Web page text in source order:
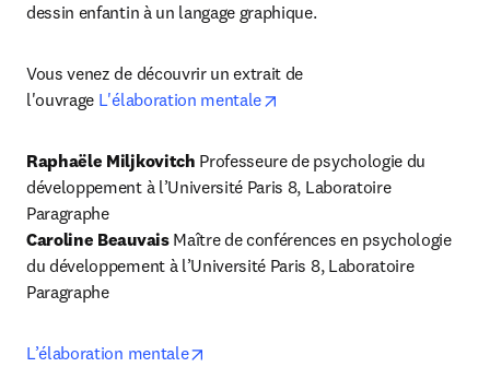
dessin enfantin à un langage graphique.
Vous venez de découvrir un extrait de
l'ouvrage L'élaboration mentale
Raphaële Miljkovitch Professeure de psychologie du
développement à l’Université Paris 8, Laboratoire
Paragraphe
Caroline Beauvais Maître de conférences en psychologie
du développement à l’Université Paris 8, Laboratoire
Paragraphe
L’élaboration mentale